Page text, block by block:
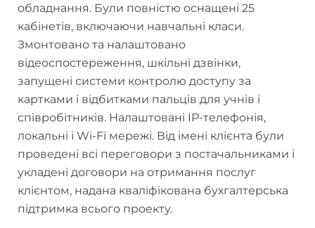
обладнання. Були повністю оснащені 25
кабінетів, включаючи навчальні класи.
Змонтовано та налаштовано
відеоспостереження, шкільні дзвінки,
запущені системи контролю доступу за
картками і відбитками пальців для учнів і
співробітників. Налаштовані IP-телефонія,
локальні і Wi-Fi мережі. Від імені клієнта були
проведені всі переговори з постачальниками і
укладені договори на отримання послуг
клієнтом, надана кваліфікована бухгалтерська
підтримка всього проекту.